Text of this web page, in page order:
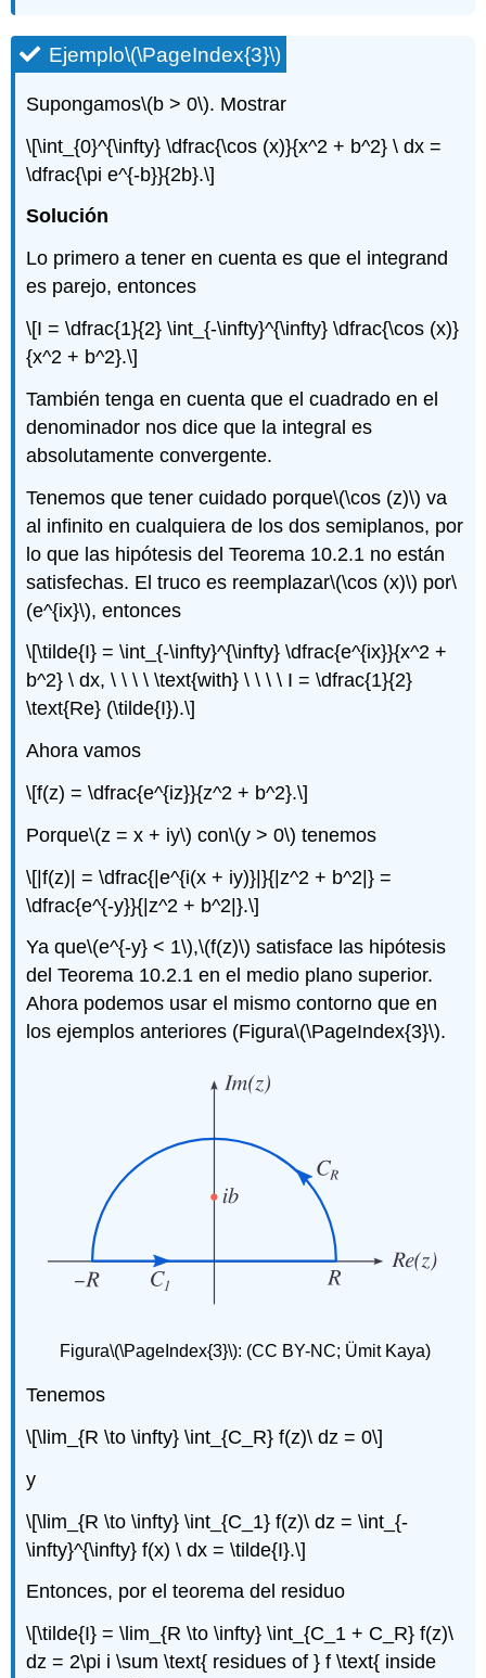
Ejemplo\(\PageIndex{3}\)
Supongamos\(b > 0\). Mostrar
\[\int_{0}^{\infty} \dfrac{\cos (x)}{x^2 + b^2} \ dx =
\dfrac{\pi e^{-b}}{2b}.\]
Solución
Lo primero a tener en cuenta es que el integrand
es parejo, entonces
\[I = \dfrac{1}{2} \int_{-\infty}^{\infty} \dfrac{\cos (x)}
{x^2 + b^2}.\]
También tenga en cuenta que el cuadrado en el
denominador nos dice que la integral es
absolutamente convergente.
Tenemos que tener cuidado porque\(\cos (z)\) va
al infinito en cualquiera de los dos semiplanos, por
lo que las hipótesis del Teorema 10.2.1 no están
satisfechas. El truco es reemplazar\(\cos (x)\) por\
(e^{ix}\), entonces
\[\tilde{I} = \int_{-\infty}^{\infty} \dfrac{e^{ix}}{x^2 +
b^2} \ dx, \ \ \ \ \text{with} \ \ \ \ I = \dfrac{1}{2}
\text{Re} (\tilde{I}).\]
Ahora vamos
\[f(z) = \dfrac{e^{iz}}{z^2 + b^2}.\]
Porque\(z = x + iy\) con\(y > 0\) tenemos
\[|f(z)| = \dfrac{|e^{i(x + iy)}|}{|z^2 + b^2|} =
\dfrac{e^{-y}}{|z^2 + b^2|}.\]
Ya que\(e^{-y} < 1\),\(f(z)\) satisface las hipótesis
del Teorema 10.2.1 en el medio plano superior.
Ahora podemos usar el mismo contorno que en
los ejemplos anteriores (Figura\(\PageIndex{3}\).
Figura\(\PageIndex{3}\): (CC BY-NC; Ümit Kaya)
Tenemos
\[\lim_{R \to \infty} \int_{C_R} f(z)\ dz = 0\]
y
\[\lim_{R \to \infty} \int_{C_1} f(z)\ dz = \int_{-
\infty}^{\infty} f(x) \ dx = \tilde{I}.\]
Entonces, por el teorema del residuo
\[\tilde{I} = \lim_{R \to \infty} \int_{C_1 + C_R} f(z)\
dz = 2\pi i \sum \text{ residues of } f \text{ inside